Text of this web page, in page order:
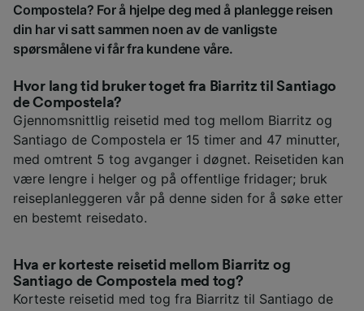
Compostela? For å hjelpe deg med å planlegge reisen
din har vi satt sammen noen av de vanligste
spørsmålene vi får fra kundene våre.
Hvor lang tid bruker toget fra Biarritz til Santiago
de Compostela?
Gjennomsnittlig reisetid med tog mellom Biarritz og
Santiago de Compostela er 15 timer and 47 minutter,
med omtrent 5 tog avganger i døgnet. Reisetiden kan
være lengre i helger og på offentlige fridager; bruk
reiseplanleggeren vår på denne siden for å søke etter
en bestemt reisedato.
Hva er korteste reisetid mellom Biarritz og
Santiago de Compostela med tog?
Korteste reisetid med tog fra Biarritz til Santiago de